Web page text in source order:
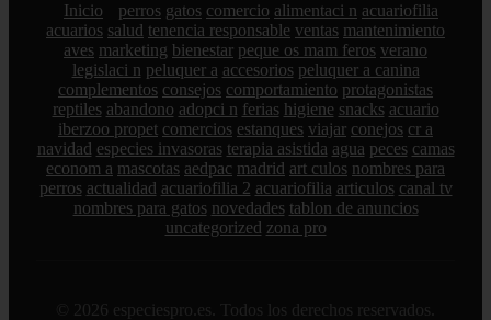
Inicio perros gatos comercio alimentaci n acuariofilia
acuarios salud tenencia responsable ventas mantenimiento
aves marketing bienestar peque os mam feros verano
legislaci n peluquer a accesorios peluquer a canina
complementos consejos comportamiento protagonistas
reptiles abandono adopci n ferias higiene snacks acuario
iberzoo propet comercios estanques viajar conejos cr a
navidad especies invasoras terapia asistida agua peces camas
econom a mascotas aedpac madrid art culos nombres para
perros actualidad acuariofilia 2 acuariofilia articulos canal tv
nombres para gatos novedades tablon de anuncios
uncategorized zona pro
© 2026 especiespro.es. Todos los derechos reservados.